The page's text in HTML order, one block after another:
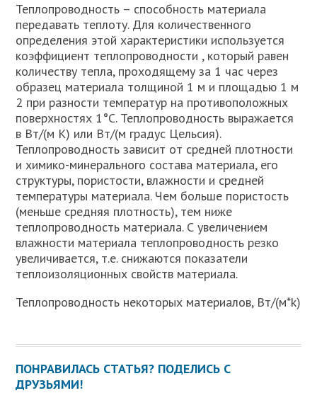
Теплопроводность – способность материала
передавать теплоту. Для количественного
определения этой характеристики используется
коэффициент теплопроводности , который равен
количеству тепла, проходящему за 1 час через
образец материала толщиной 1 м и площадью 1 м
2 при разности температур на противоположных
поверхностях 1°С. Теплопроводность выражается
в Вт/(м К) или Вт/(м градус Цельсия).
Теплопроводность зависит от средней плотности
и химико-минерального состава материала, его
структуры, пористости, влажности и средней
температуры материала. Чем больше пористость
(меньше средняя плотность), тем ниже
теплопроводность материала. С увеличением
влажности материала теплопроводность резко
увеличивается, т.е. снижаются показатели
теплоизоляционных свойств материала.
Теплопроводность некоторых материалов, Вт/(м*k)
ПОНРАВИЛАСЬ СТАТЬЯ? ПОДЕЛИСЬ С
ДРУЗЬЯМИ!